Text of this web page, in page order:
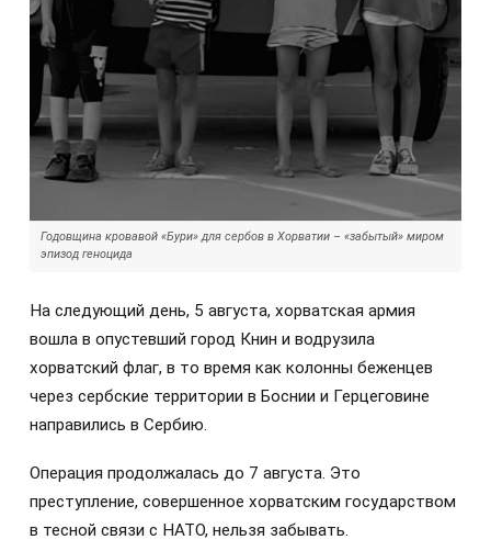
Годовщина кровавой «Бури» для сербов в Хорватии – «забытый» миром
эпизод геноцида
На следующий день, 5 августа, хорватская армия
вошла в опустевший город Книн и водрузила
хорватский флаг, в то время как колонны беженцев
через сербские территории в Боснии и Герцеговине
направились в Сербию.
Операция продолжалась до 7 августа. Это
преступление, совершенное хорватским государством
в тесной связи с НАТО, нельзя забывать.